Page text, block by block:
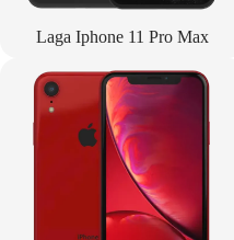
Laga Iphone 11 Pro Max